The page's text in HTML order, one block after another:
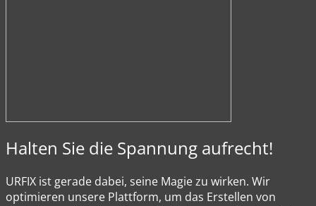
Halten Sie die Spannung aufrecht!
URFIX ist gerade dabei, seine Magie zu wirken. Wir
optimieren unsere Plattform, um das Erstellen von